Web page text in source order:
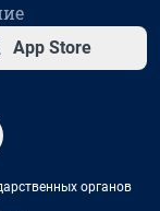
App Store
органов